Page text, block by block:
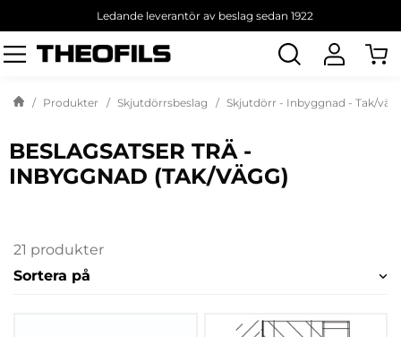
Ledande leverantör av beslag sedan 1922
Sök
produkt
Produkter Skjutdörrsbeslag Skjutdörr - Inbyggnad - Tak/
BESLAGSATSER TRÄ -
INBYGGNAD (TAK/VÄGG)
21 produkter
Sortera på